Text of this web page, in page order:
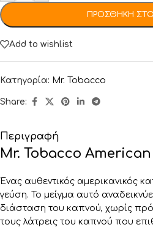
ΠΡΟΣΘΉΚΗ ΣΤΟ
Add to wishlist
Κατηγορία: Mr. Tobacco
Share:
Περιγραφή
Mr. Tobacco
Ένας αυθεντικός αμερικανικός
γεύση. Το μείγμα αυτό
διάσταση του καπνού, χωρίς
τους λάτρεις του καπνού που